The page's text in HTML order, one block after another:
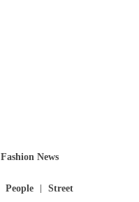
Fashion News
People Street